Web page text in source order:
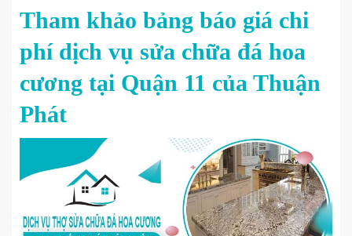
Tham khảo bảng báo giá chi
phí dịch vụ sửa chữa đá hoa
cương tại Quận 11 của Thuận
Phát